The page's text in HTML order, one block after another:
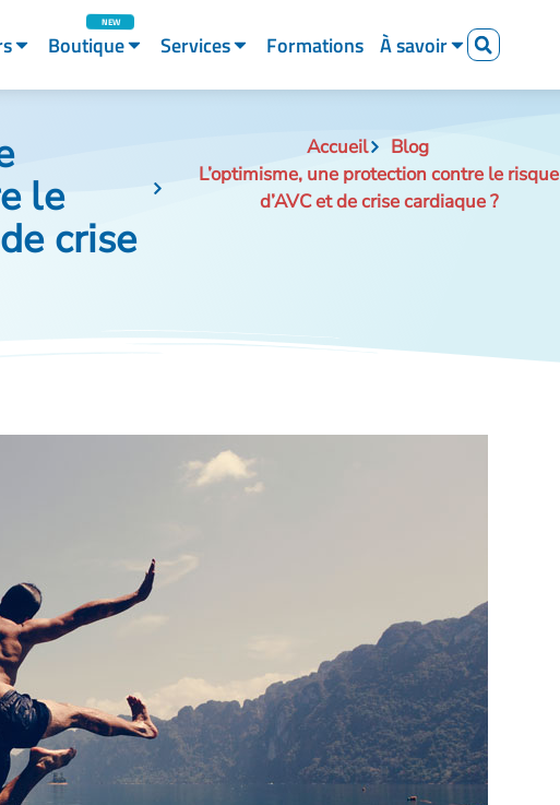
Boutique Services Formations À savoir
le
crise
Accueil
Blog
L’optimisme, une protection contre le risque
d’AVC et de crise cardiaque ?